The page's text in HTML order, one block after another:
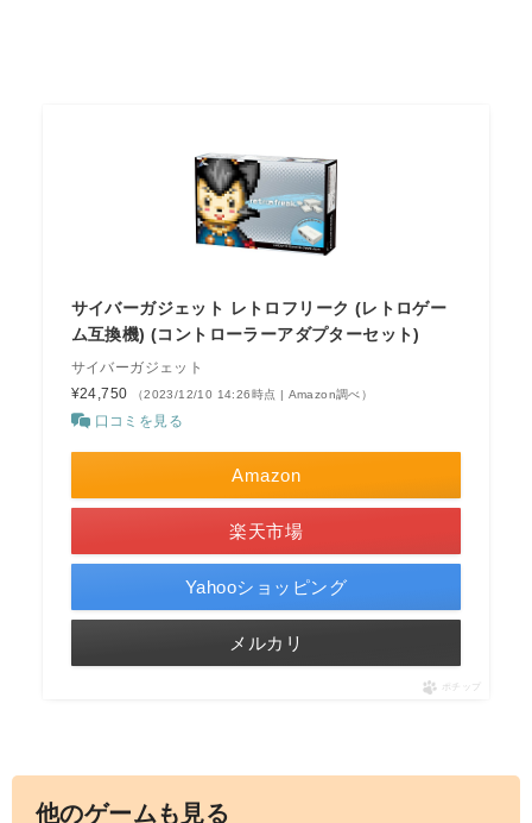
サイバーガジェット レトロフリーク (レトロゲー
ム互換機) (コントローラーアダプターセット)
サイバーガジェット
¥24,750
（2023/12/10 14:26時点 | Amazon調べ）
口コミを見る
Amazon
楽天市場
Yahooショッピング
メルカリ
ポチップ
他のゲームも見る